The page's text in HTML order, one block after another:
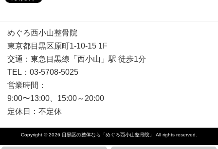
めぐろ西小山整骨院
東京都目黒区原町1-10-15 1F
交通：東急目黒線「西小山」駅 徒歩1分
TEL：03-5708-5025
営業時間：
9:00〜13:00、15:00～20:00
定休日：不定休
Copyright © 2026 目黒区の整体なら「めぐろ西小山整骨院」 All rights reserved.